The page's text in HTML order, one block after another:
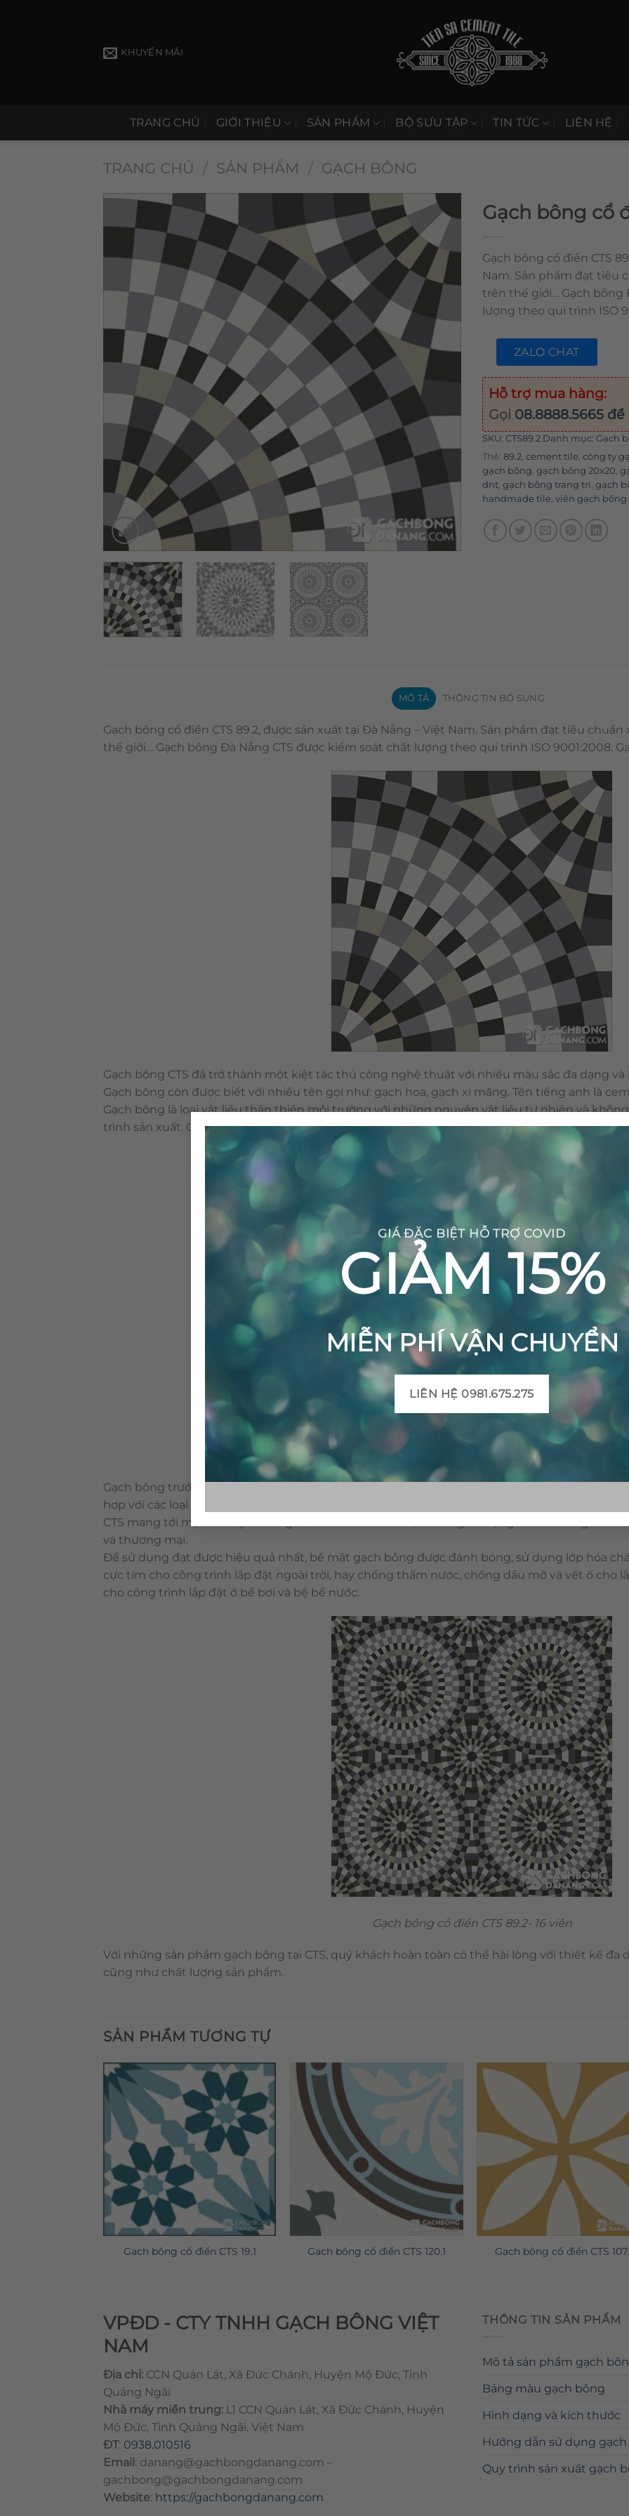
GIÁ ĐẶC BIỆT HỖ TRỢ COVID
GIẢM 15%
MIỄN PHÍ VẬN CHUYỂN
LIÊN HỆ 0981.675.275
KHUYẾN MÃI
TRANG CHỦ GIỚI THIỆU SẢN PHẨM BỘ SƯU TẬP TIN TỨC LIÊN HỆ
TRANG CHỦ / SẢN PHẨM / GẠCH BÔNG
Gạch bông cổ
Gạch bông cổ điển CTS
Nam. Sản phẩm đạt tiêu
trên thế giới… Gạch bông
lượng theo qui trình ISO
ZALO CHAT
Hỗ trợ mua hàng:
Gọi 08.8888.5665 để
SKU: CTS89.2 Danh mục: Gạch
Thẻ: 89.2, cement tile, công ty
gạch bông, gạch bông 20x20,
dnt, gạch bông trang trí, gạch
handmade tile, viên gạch
MÔ TẢ THÔNG TIN BỔ SUNG
Gạch bông cổ điển CTS 89.2, được sản xuất tại Đà Nẵng – Việt Nam. Sản phẩm đạt tiêu
thế giới… Gạch bông Đà Nẵng CTS được kiểm soát chất lượng theo qui trình ISO 9001:2008.
Gạch bông CTS đã trở thành một kiệt tác thủ công nghệ thuật với nhiều màu sắc đa dạng và
Gạch bông còn được biết với nhiều tên gọi như: gạch hoa, gạch xi măng. Tên tiếng anh là
Gạch bông là loại vật liệu thân thiện môi trường với những nguyên vật liệu tự nhiên và
trình sản xuất. Cấu tạo & qui trình nên viên gạch bông được sản xuất thủ công không gây ra
Gạch bông cổ điển CTS 89.2 – 4 viên
Gạch bông trước đây được xem như nữ hoàng trong vật liệu trang trí. Với ưu điểm như: đang
hợp với các loại vật liệu khác. Là loại vật liệu có tính thoáng mát, dễ vệ sinh. Đặc biệt, gạch
CTS mang tới một vẻ duyên dáng tự nhiên và độc nhất, dễ dàng sử dụng cho cả trong nhà
và thương mại.
Để sử dụng đạt được hiệu quả nhất, bề mặt gạch bông được đánh bóng, sử dụng lớp hóa
cực tím cho công trình lắp đặt ngoài trời, hay chống thấm nước, chống dầu mỡ và vết ố cho
cho công trình lắp đặt ở bể bơi và bệ bể nước.
Gạch bông cổ điển CTS 89.2- 16 viên
Với những sản phẩm gạch bông tại CTS, quý khách hoàn toàn có thể hài lòng với thiết kế đa
cũng như chất lượng sản phẩm.
SẢN PHẨM TƯƠNG TỰ
Gạch bông cổ điển CTS 19.1 Gạch bông cổ điển CTS 120.1 Gạch bông cổ điển CTS
VPĐD - CTY TNHH GẠCH BÔNG VIỆT
NAM
Địa chỉ: CCN Quán Lát, Xã Đức Chánh, Huyện Mộ Đức, Tỉnh
Quảng Ngãi
Nhà máy miền trung: L1 CCN Quán Lát, Xã Đức Chánh, Huyện
Mộ Đức, Tỉnh Quảng Ngãi, Việt Nam
ĐT: 0938.010516
Email : danang@gachbongdanang.com –
gachbong@gachbongdanang.com
Website: https://gachbongdanang.com
THÔNG TIN SẢN PHẨM
Mô tả sản phẩm gạch
Bảng màu gạch bông
Hình dạng và kích thước
Hướng dẫn sử dụng
Quy trình sản xuất gạch